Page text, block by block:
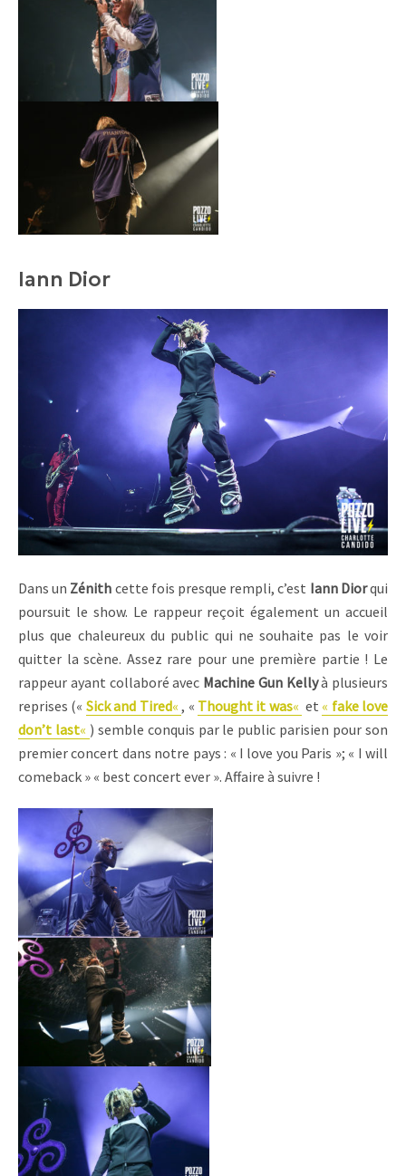
Iann Dior
Dans un Zénith cette fois presque rempli, c’est Iann Diorqui
poursuit le show. Le rappeur reçoit également un accueil
plus que chaleureux du public qui ne souhaite pas le voir
quitter la scène. Assez rare pour une première partie ! Le
rappeur ayant collaboré avec Machine Gun Kellyà plusieurs
reprises (« Sick and Tired«, « Thought it was« et « fake love
don’t last« ) semble conquis par le public parisien pour son
premier concert dans notre pays : « I love you Paris »; « I will
comeback » « best concert ever ». Affaire à suivre !